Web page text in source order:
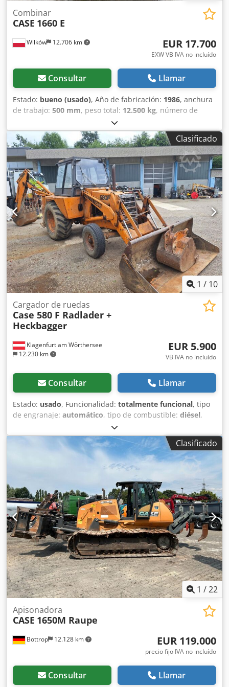
* Para la compra de vehículos o venta de maquinaria
usada solo aplican los Términos y Condiciones Generales
nuestras Condiciones Generales en nuestra página web;
vendemos con condiciones generales (AGB: ...).
Wilków 12.706 km
Combinar
CASE 1660 E
EUR 17.700
EXW VB IVA no incluído
Consultar Llamar
Estado: bueno (usado), Año de fabricación: 1986, anchura
de trabajo: 500 mm, peso total: 12.500 kg, número de
, CASE IH 1660 flujo axial Marca:
Case IH Modelo: 1660 Año: 1987 Horas de funcionamiento:
3.300 h Dsdevr Dxpjpfx Aaheck Ancho de sección: 5,00 m
Varios tipos de equipos: picador de paja, esparcidor de
paja.
Clasificado
1 / 10
Klagenfurt am Wörthersee
12.230 km
Cargador de ruedas
Case 580 F Radlader +
Heckbagger
EUR 5.900
VB IVA no incluído
Consultar Llamar
Estado: usado, Funcionalidad: totalmente funcional, tipo
de engranaje: automático, tipo de combustible: diésel,
, configuración de ejes:
primer registro:10/1977, Año de fabricación:1977,
Equipamiento:hidráulica, Técnicamente en buen estado
Dodpfet S Idrjx Aahock
Clasificado
1 /22
Bottrop 12.128 km
Apisonadora
CASE 1650M Raupe
EUR 119.000
precio fijo IVA no incluído
Consultar Llamar